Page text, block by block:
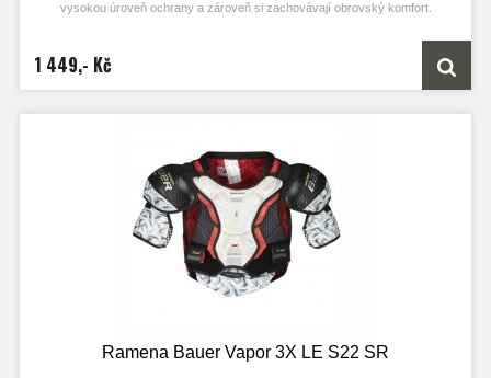
vysokou úroveň ochrany a zároveň si zachovávají obrovský komfort.
1 449,- Kč
Ramena Bauer Vapor 3X LE S22 SR